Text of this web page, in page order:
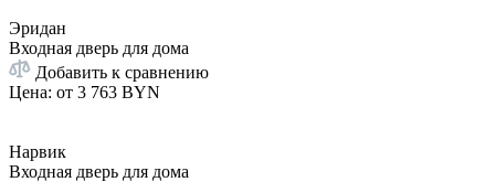
Эридан
Входная дверь для дома
Добавить к сравнению
Цена: от 3 763 BYN
Нарвик
Входная дверь для дома